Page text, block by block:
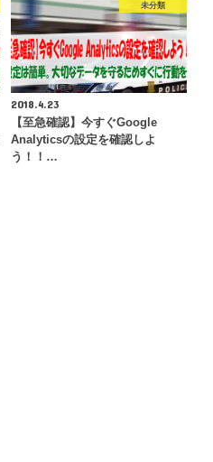
未分類
2018.4.23
【至急確認】今すぐGoogle
Analyticsの設定を確認しよ
う！！…